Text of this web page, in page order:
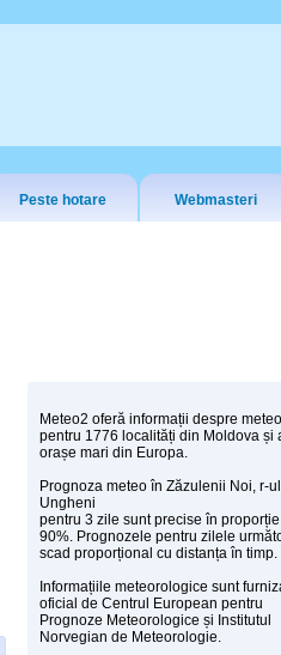
Peste hotare Webmasteri
Meteo2 oferă informații despre meteo
pentru 1776 localități din Moldova și
orașe mari din Europa.
Prognoza meteo în Zăzulenii Noi, r-ul
Ungheni
pentru 3 zile sunt precise în
90%. Prognozele pentru zilele
scad proporțional cu distanța în timp.
Informațiile meteorologice sunt
oficial de Centrul European pentru
Prognoze Meteorologice și Institutul
Norvegian de Meteorologie.